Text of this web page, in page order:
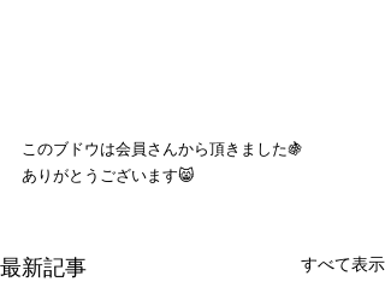
このブドウは会員さんから頂きました🍇
ありがとうございます😸
最新記事 すべて表示